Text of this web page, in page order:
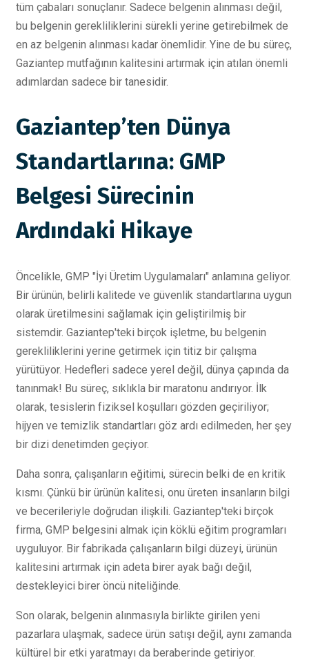
tüm çabaları sonuçlanır. Sadece belgenin alınması değil,
bu belgenin gerekliliklerini sürekli yerine getirebilmek de
en az belgenin alınması kadar önemlidir. Yine de bu süreç,
Gaziantep mutfağının kalitesini artırmak için atılan önemli
adımlardan sadece bir tanesidir.
Gaziantep’ten Dünya
Standartlarına: GMP
Belgesi Sürecinin
Ardındaki Hikaye
Öncelikle, GMP "İyi Üretim Uygulamaları" anlamına geliyor.
Bir ürünün, belirli kalitede ve güvenlik standartlarına uygun
olarak üretilmesini sağlamak için geliştirilmiş bir
sistemdir. Gaziantep'teki birçok işletme, bu belgenin
gerekliliklerini yerine getirmek için titiz bir çalışma
yürütüyor. Hedefleri sadece yerel değil, dünya çapında da
tanınmak! Bu süreç, sıklıkla bir maratonu andırıyor. İlk
olarak, tesislerin fiziksel koşulları gözden geçiriliyor;
hijyen ve temizlik standartları göz ardı edilmeden, her şey
bir dizi denetimden geçiyor.
Daha sonra, çalışanların eğitimi, sürecin belki de en kritik
kısmı. Çünkü bir ürünün kalitesi, onu üreten insanların bilgi
ve becerileriyle doğrudan ilişkili. Gaziantep'teki birçok
firma, GMP belgesini almak için köklü eğitim programları
uyguluyor. Bir fabrikada çalışanların bilgi düzeyi, ürünün
kalitesini artırmak için adeta birer ayak bağı değil,
destekleyici birer öncü niteliğinde.
Son olarak, belgenin alınmasıyla birlikte girilen yeni
pazarlara ulaşmak, sadece ürün satışı değil, aynı zamanda
kültürel bir etki yaratmayı da beraberinde getiriyor.